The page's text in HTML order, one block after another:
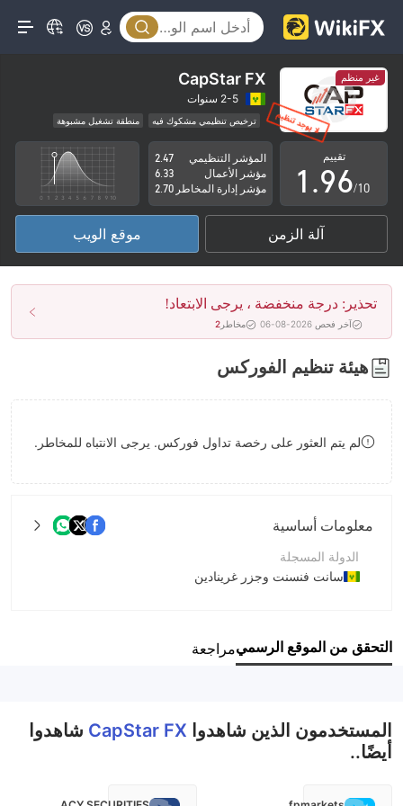
غير منظم CapStar FX
2-5 سنوات
ترخيص تنظيمي مشكوك فيه
منطقة تشغيل مشبوهة
مخاطر عالية
تقييم
0
1
2
3
4
5
6
7
8
.
5
6
7
8
9
2
3
4
5
6
7
8
9
/10
المؤشر التنظيمي
2.47
مؤشر الأعمال
6.33
مؤشر إدارة المخاطر 2.70
آلة الزمن موقع الويب
تحذير: درجة منخفضة ، يرجى الابتعاد!
آخر فحص 2026-08-06 مخاطر 2
هيئة تنظيم الفوركس
لم يتم العثور على رخصة تداول فوركس. يرجى الانتباه للمخاطر.
معلومات أساسية
الدولة المسجلة
سانت فنسنت وجزر غرينادين
اسم الشركة
التحقق من الموقع الرسميمراجعة
المستخدمون الذين شاهدوا CapStar FX شاهدوا
أيضًا..